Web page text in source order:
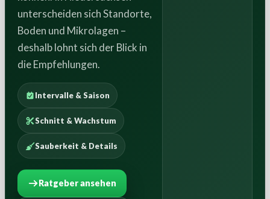
unterscheiden sich Standorte,
Boden und Mikrolagen –
deshalb lohnt sich der Blick in
die Empfehlungen.
Intervalle & Saison
Schnitt & Wachstum
Sauberkeit & Details
Ratgeber ansehen